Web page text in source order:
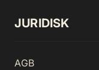
JURIDISK
AGB